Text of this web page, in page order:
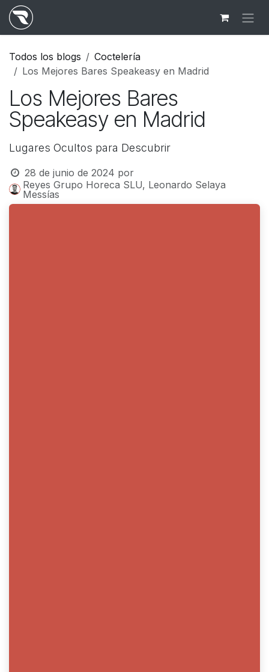
Ir al contenido
Todos los blogs
Coctelería
Los Mejores Bares Speakeasy en Madrid
Los Mejores Bares
Speakeasy en Madrid
Lugares Ocultos para Descubrir
28 de junio de 2024 por
Reyes Grupo Horeca SLU, Leonardo Selaya
Messías